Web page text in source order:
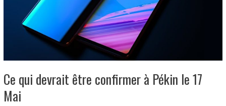
Ce qui devrait être confirmer à Pékin le 17
Mai